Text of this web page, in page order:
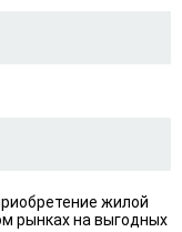
жилой
рынках на выгодных